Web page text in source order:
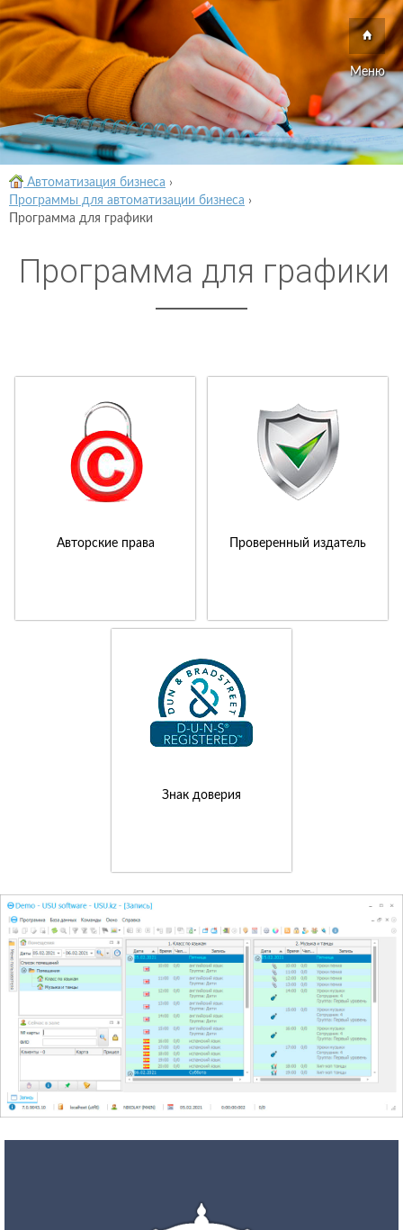
Меню
Автоматизация бизнеса ›
Программы для автоматизации бизнеса ›
Программа для графики
Программа для графики
Авторские права Проверенный издатель
Знак доверия